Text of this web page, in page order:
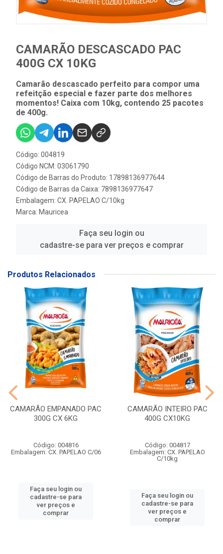
CAMARÃO DESCASCADO PAC
400G CX 10KG
Camarão descascado perfeito para compor uma
refeitção especial e fazer parte dos melhores
momentos! Caixa com 10kg, contendo 25 pacotes
de 400g.
Código: 004819
Código NCM: 03061790
Código de Barras do Produto: 17898136977644
Código de Barras da Caixa: 7898136977647
Embalagem: CX. PAPELAO C/10kg
Marca: Mauricea
Faça seu login ou
cadastre-se para ver preços e comprar
Produtos Relacionados
CAMARÃO EMPANADO PAC
300G CX 6KG
Código: 004816
Embalagem: CX. PAPELAO C/06
Faça seu login ou
cadastre-se para
ver preços e
comprar
CAMARÃO INTEIRO PAC
400G CX10KG
Código: 004817
Embalagem: CX. PAPELAO
C/10kg
Faça seu login ou
cadastre-se para
ver preços e
comprar